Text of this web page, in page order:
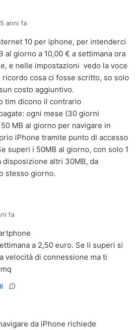
anni fa
10 per iphone, per intenderci
al giorno a 10,00 € a settimana ora
e nelle impostazioni vedo la voce
ricordo cosa ci fosse scritto, so solo
costo aggiuntivo.
tim dicono il contrario
ogni mese (30 giorni
50 MB al giorno per navigare in
iPhone tramite punto di accesso
superi i 50MB al giorno, con solo 1
disposizione altri 30MB, da
stesso giorno.
fa
a 2,50 euro. Se li superi si
velocità di connessione ma ti
da iPhone richiede